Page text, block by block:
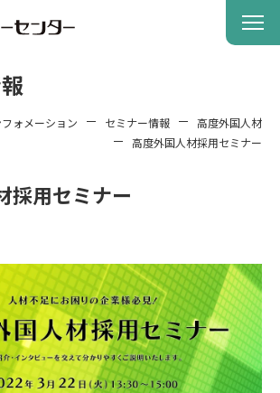
ォメーション セミナー情報
高度外国人材
高度外国人材採用セミナー
採用セミナー